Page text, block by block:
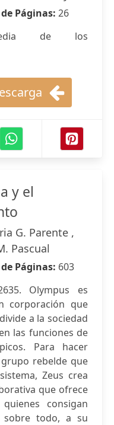
Páginas: 26
de los
y el
G. Parente ,
Pascual
Páginas: 603
Olympus es
corporación que
a la sociedad
las funciones de
Para hacer
rebelde que
Zeus crea
que ofrece
consigan
sobre todo, a su